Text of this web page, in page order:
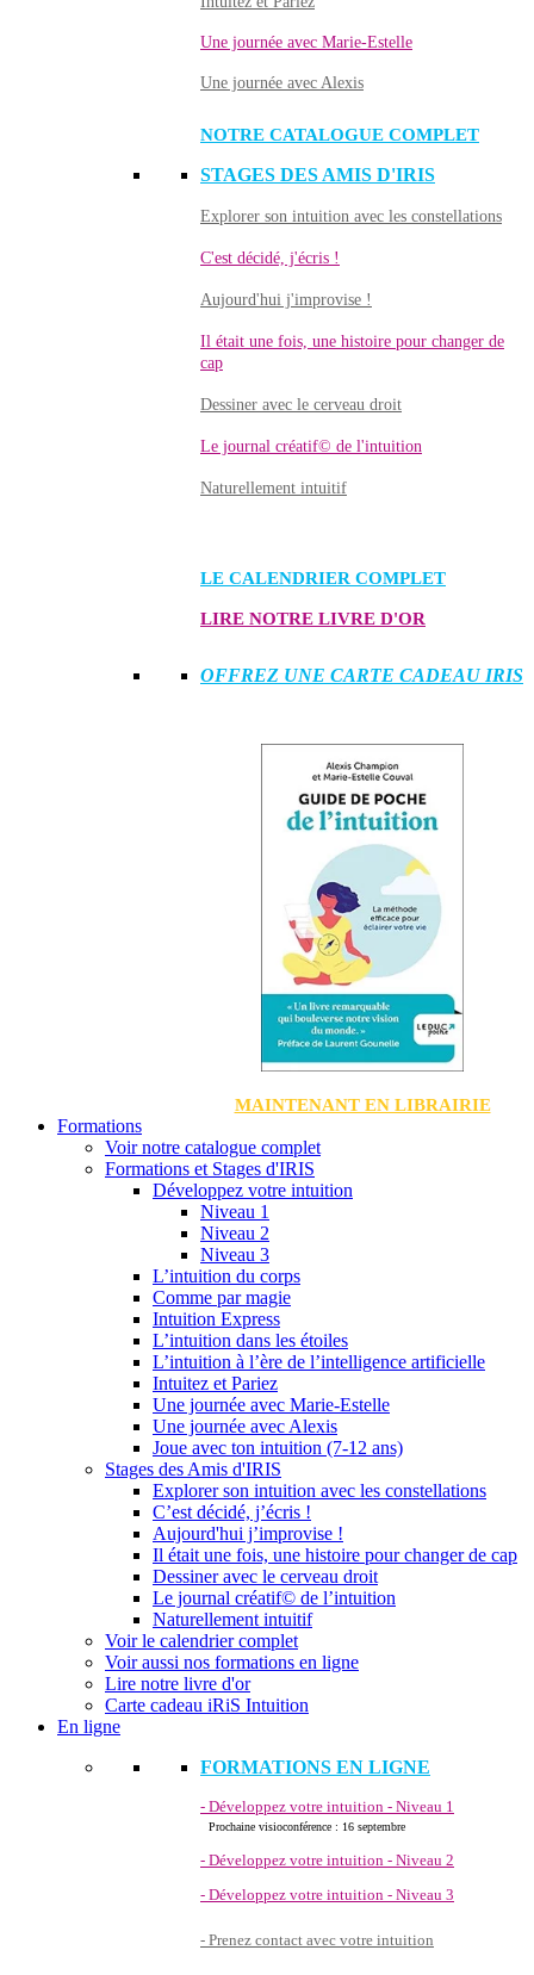
Une journée avec Marie-Estelle
Une journée avec Alexis
NOTRE CATALOGUE COMPLET
STAGES DES AMIS D'IRIS
Explorer son intuition avec les constellations
C'est décidé, j'écris !
Aujourd'hui j'improvise !
Il était une fois, une histoire pour changer de
cap
Dessiner avec le cerveau droit
Le journal créatif© de l'intuition
Naturellement intuitif
LE CALENDRIER COMPLET
LIRE NOTRE LIVRE D'OR
OFFREZ UNE CARTE CADEAU IRIS
MAINTENANT EN LIBRAIRIE
Formations
Voir notre catalogue complet
Formations et Stages d'IRIS
Développez votre intuition
Niveau 1
Niveau 2
Niveau 3
L’intuition du corps
Comme par magie
Intuition Express
L’intuition dans les étoiles
L’intuition à l’ère de l’intelligence artificielle
Intuitez et Pariez
Une journée avec Marie-Estelle
Une journée avec Alexis
Joue avec ton intuition (7-12 ans)
Stages des Amis d'IRIS
Explorer son intuition avec les constellations
C’est décidé, j’écris !
Aujourd'hui j’improvise !
Il était une fois, une histoire pour changer de cap
Dessiner avec le cerveau droit
Le journal créatif© de l’intuition
Naturellement intuitif
Voir le calendrier complet
Voir aussi nos formations en ligne
Lire notre livre d'or
Carte cadeau iRiS Intuition
En ligne
FORMATIONS EN LIGNE
- Développez votre intuition - Niveau 1
Prochaine visioconférence : 16 septembre
- Développez votre intuition - Niveau 2
- Développez votre intuition - Niveau 3
- Prenez contact avec votre intuition